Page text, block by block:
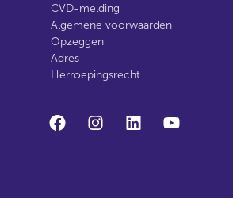
CVD-melding
Algemene voorwaarden
Opzeggen
Adres
Herroepingsrecht
facebookinstagramlinkedinyoutube